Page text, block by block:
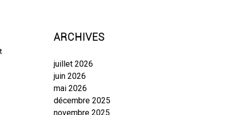
ARCHIVES
juillet 2026
juin 2026
mai 2026
décembre 2025
novembre 2025